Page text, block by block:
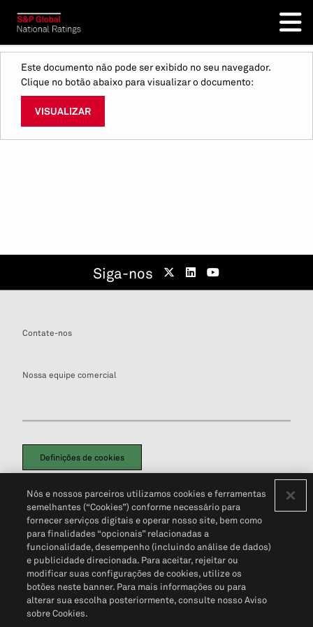
Este documento não pode ser exibido no seu navegador.
Clique no botão abaixo para visualizar o documento:
VISUALIZAR
Siga-nos
Contate-nos
Nossa equipe comercial
Definições de cookies
Política de PrivacidadePortal de privacidade do cliente (em inglês)
Não Venda Minhas Informações Pessoais© 2026 S&P Global
Nós e nossos parceiros utilizamos cookies e ferramentas
semelhantes (“Cookies”) conforme necessário para
fornecer serviços digitais e operar nosso site, bem como
para finalidades “opcionais” relacionadas a
funcionalidade, desempenho (incluindo análise de dados)
e publicidade direcionada. Para aceitar, rejeitar ou
modificar suas configurações de cookies, utilize os
botões neste banner. Para mais informações ou para
alterar sua escolha posteriormente, consulte nosso Aviso
sobre Cookies.